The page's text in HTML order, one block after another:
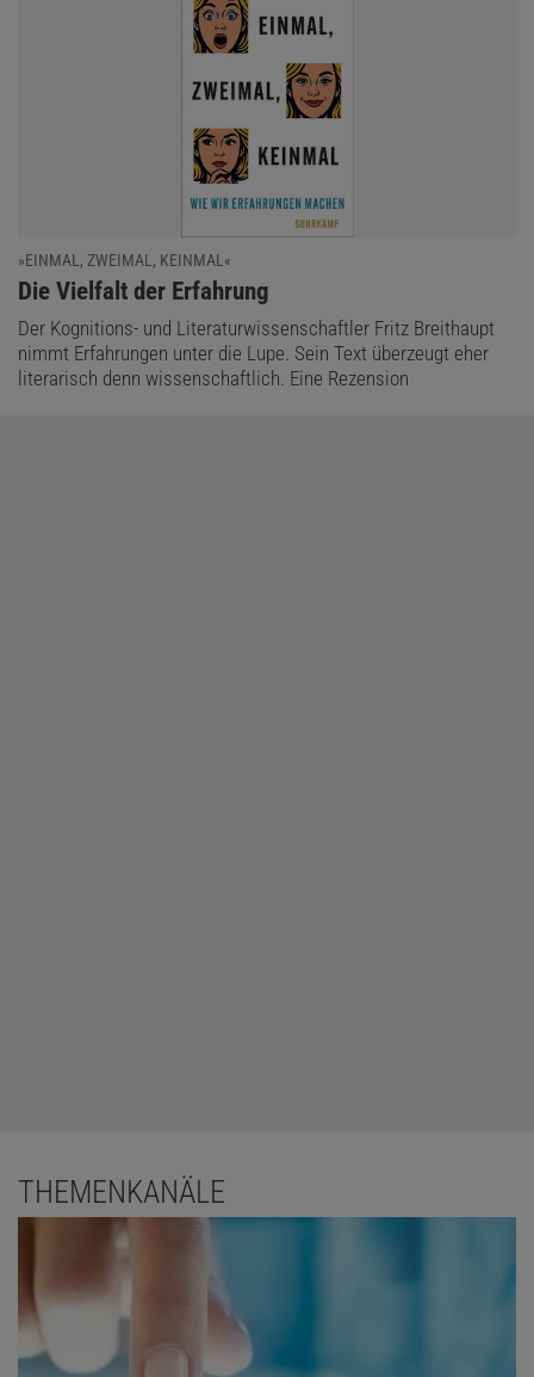
»EINMAL, ZWEIMAL, KEINMAL«
:
Die Vielfalt der Erfahrung
Der Kognitions- und Literaturwissenschaftler Fritz Breithaupt
nimmt Erfahrungen unter die Lupe. Sein Text überzeugt eher
literarisch denn wissenschaftlich. Eine Rezension
THEMENKANÄLE